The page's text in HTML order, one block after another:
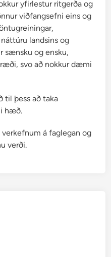
yfirlestur ritgerða og
viðfangsefni eins og
landsins og
sænsku og ensku,
svo að nokkur dæmi
til þess að taka
hæð.
á faglegan og
verði.